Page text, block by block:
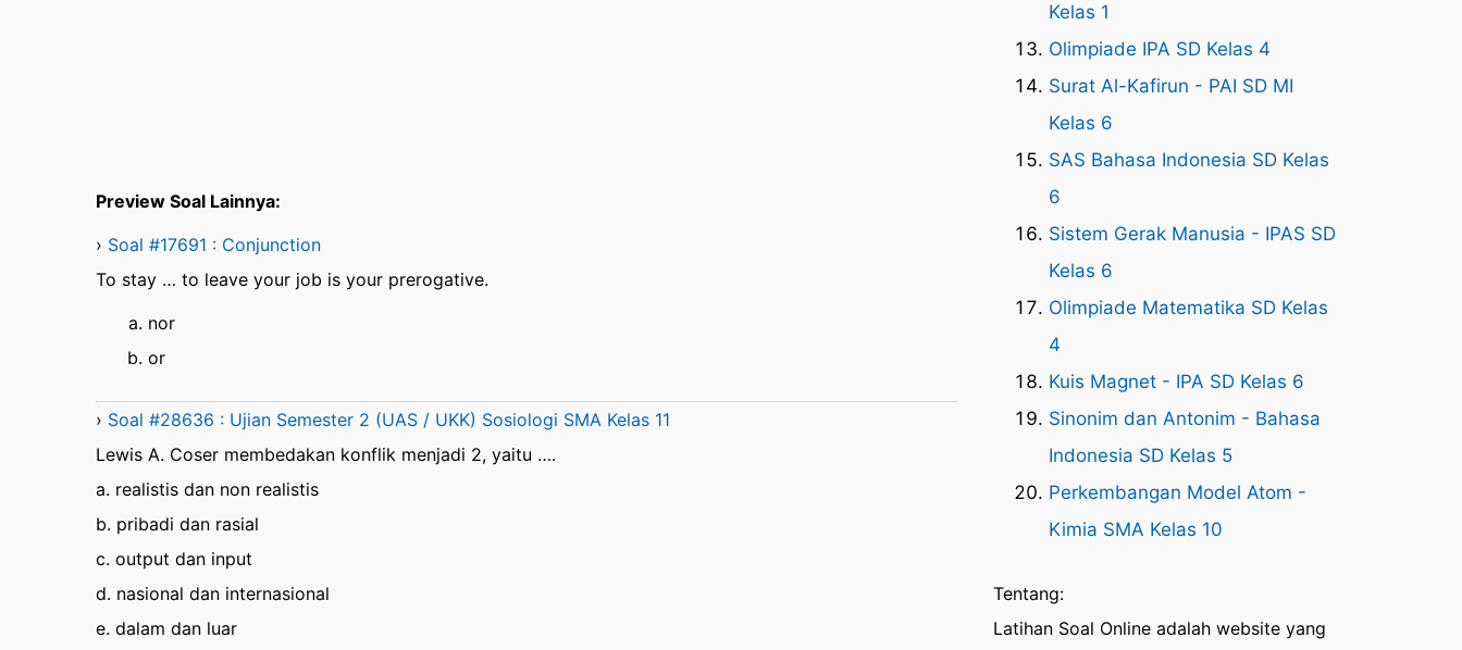
Preview Soal Lainnya:
› Soal #17691 : Conjunction
To stay … to leave your job is your prerogative.
nor
or
› Soal #28636 : Ujian Semester 2 (UAS / UKK) Sosiologi SMA Kelas 11
Lewis A. Coser membedakan konflik menjadi 2, yaitu ….
a. realistis dan non realistis
b. pribadi dan rasial
c. output dan input
d. nasional dan internasional
e. dalam dan luar
Kelas 1
Olimpiade IPA SD Kelas 4
Surat Al-Kafirun - PAI SD MI
Kelas 6
SAS Bahasa Indonesia SD Kelas
6
Sistem Gerak Manusia - IPAS SD
Kelas 6
Olimpiade Matematika SD Kelas
4
Kuis Magnet - IPA SD Kelas 6
Sinonim dan Antonim - Bahasa
Indonesia SD Kelas 5
Perkembangan Model Atom -
Kimia SMA Kelas 10
Tentang:
Latihan Soal Online adalah website yang